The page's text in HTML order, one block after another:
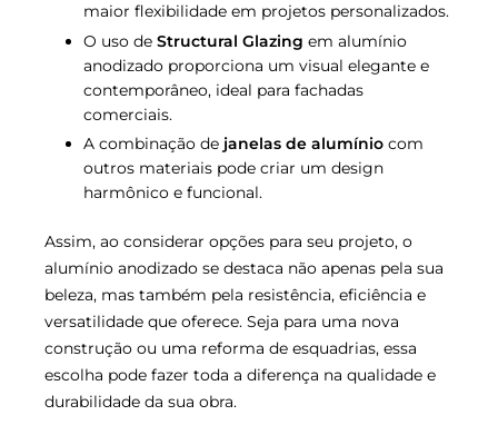
maior flexibilidade em projetos personalizados.
O uso de Structural Glazing em alumínio
anodizado proporciona um visual elegante e
contemporâneo, ideal para fachadas
comerciais.
A combinação de janelas de alumínio com
outros materiais pode criar um design
harmônico e funcional.
Assim, ao considerar opções para seu projeto, o
alumínio anodizado se destaca não apenas pela sua
beleza, mas também pela resistência, eficiência e
versatilidade que oferece. Seja para uma nova
construção ou uma reforma de esquadrias, essa
escolha pode fazer toda a diferença na qualidade e
durabilidade da sua obra.